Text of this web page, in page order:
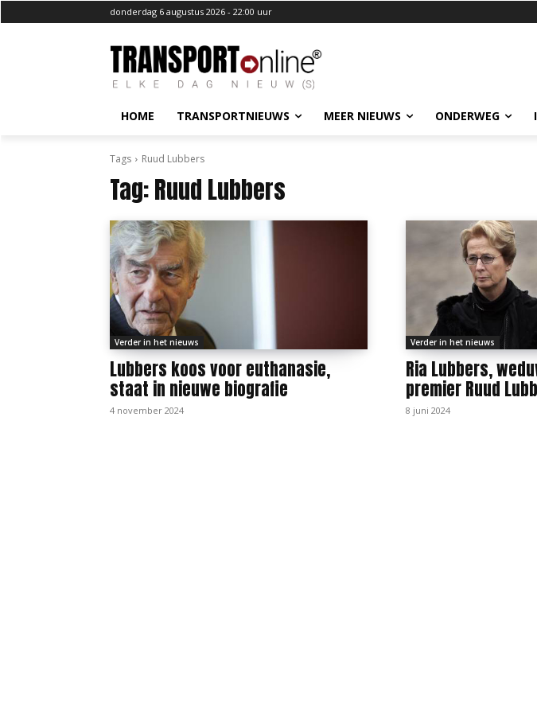
donderdag 6 augustus 2026 - 22:00 uur
HOME TRANSPORTNIEUWS MEER NIEUWS ONDERWEG
Tags Ruud Lubbers
Tag:Ruud Lubbers
Verder in het nieuws
Lubbers koos voor euthanasie,
staat in nieuwe biografie
4 november 2024
Verder in het nieuws
Ria Lubbers,
premier Ruud
8 juni 2024